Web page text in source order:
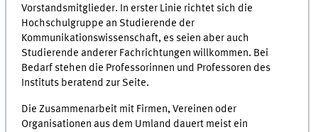
Vorstandsmitglieder. In erster Linie richtet sich die
Hochschulgruppe an Studierende der
Kommunikationswissenschaft, es seien aber auch
Studierende anderer Fachrichtungen willkommen. Bei
Bedarf stehen die Professorinnen und Professoren des
Instituts beratend zur Seite.
Die Zusammenarbeit mit Firmen, Vereinen oder
Organisationen aus dem Umland dauert meist ein